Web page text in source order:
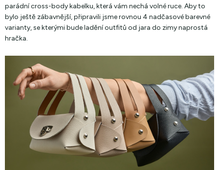
parádní cross-body kabelku, která vám nechá volné ruce. Aby to
bylo ještě zábavnější, připravili jsme rovnou 4 nadčasové barevné
varianty, se kterými bude ladění outfitů od jara do zimy naprostá
hračka.